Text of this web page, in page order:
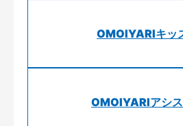
OMOIYARIキッ
OMOIYARIアシ